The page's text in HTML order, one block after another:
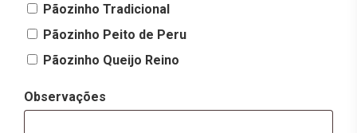
Pãozinho Tradicional
Pãozinho Peito de Peru
Pãozinho Queijo Reino
Observações